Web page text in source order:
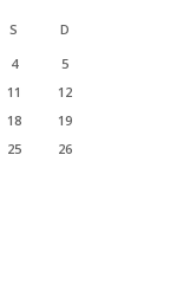
S
D
4
5
11
12
18
19
25
26